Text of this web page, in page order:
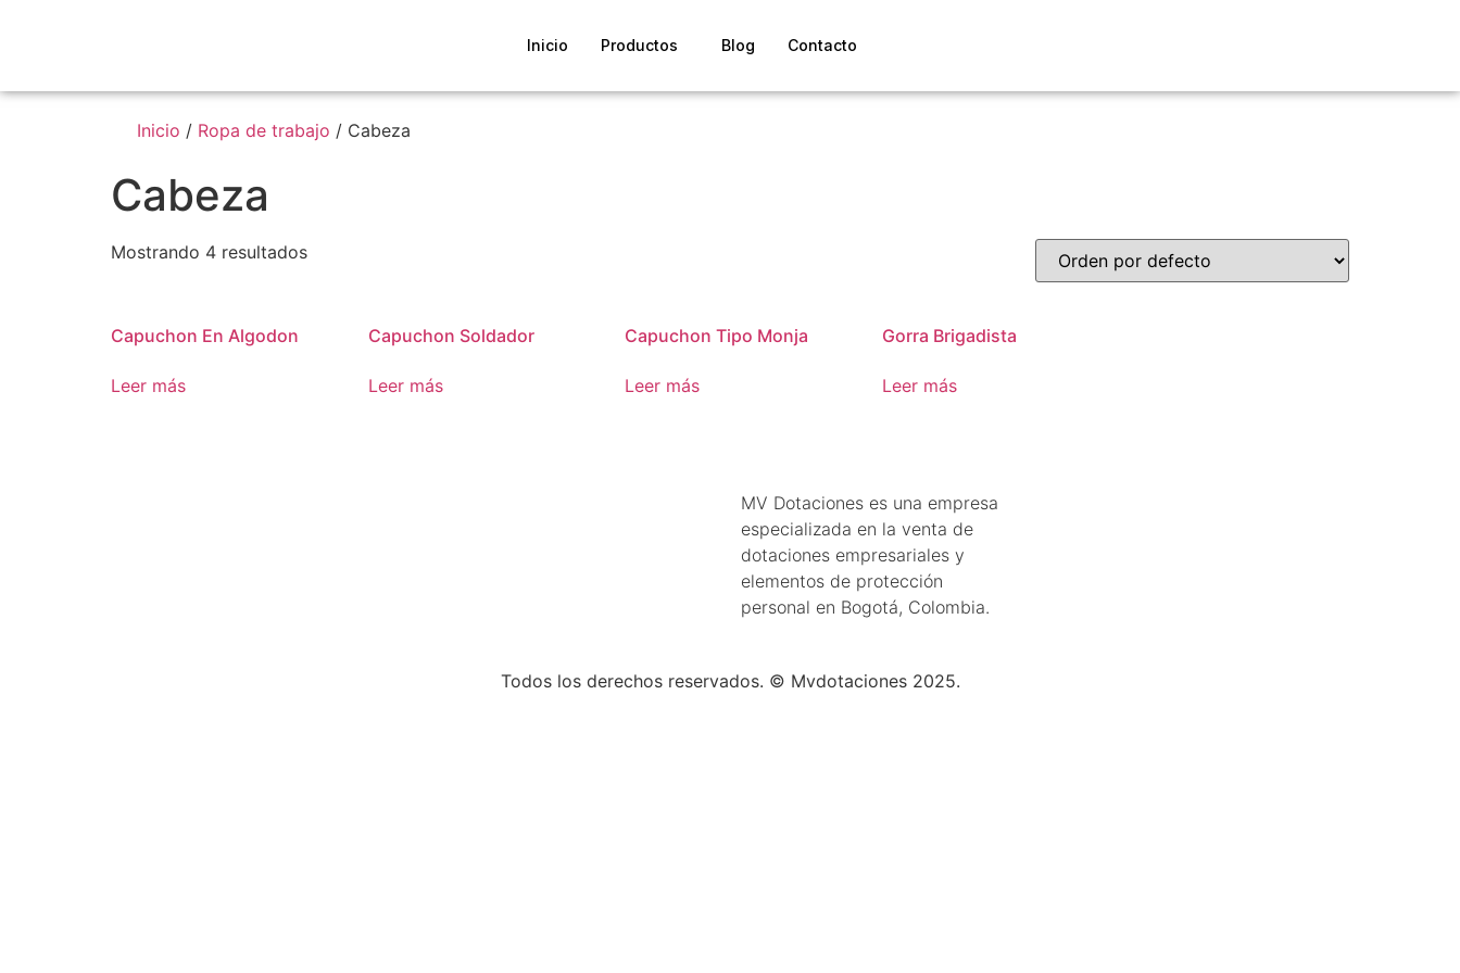
Inicio Productos Blog Contacto
Inicio / Ropa de trabajo / Cabeza
Cabeza
Mostrando 4 resultados
Capuchon En Algodon
Leer más
Capuchon Soldador
Leer más
Capuchon Tipo Monja
Leer más
Gorra Brigadista
Leer más
MV Dotaciones es una empresa
especializada en la venta de
dotaciones empresariales y
elementos de protección
personal en Bogotá, Colombia.
Todos los derechos reservados. © Mvdotaciones 2025.